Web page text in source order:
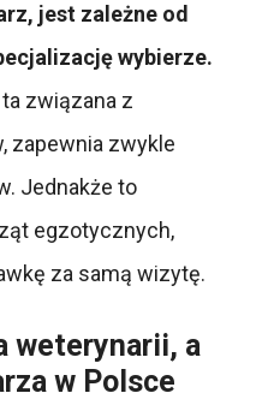
jest zależne od
wybierze.
związana z
zapewnia zwykle
Jednakże to
egzotycznych,
za samą wizytę.
weterynarii, a
w Polsce